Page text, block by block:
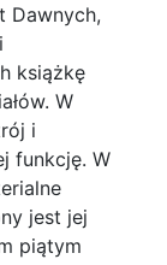
Dawnych,
książkę
W
i
funkcję. W
jest jej
piątym